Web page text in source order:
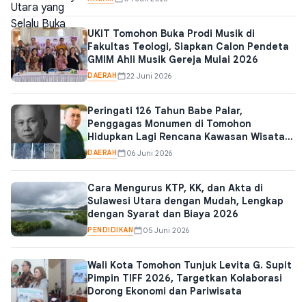
UKIT Tomohon Buka Prodi Musik di
Fakultas Teologi, Siapkan Calon Pendeta
GMIM Ahli Musik Gereja Mulai 2026
DAERAH 22 Juni 2026
Peringati 126 Tahun Babe Palar,
Penggagas Monumen di Tomohon
Hidupkan Lagi Rencana Kawasan Wisata
Sejarah
DAERAH 06 Juni 2026
Cara Mengurus KTP, KK, dan Akta di
Sulawesi Utara dengan Mudah, Lengkap
dengan Syarat dan Biaya 2026
PENDIDIKAN 05 Juni 2026
Wali Kota Tomohon Tunjuk Levita G. Supit
Pimpin TIFF 2026, Targetkan Kolaborasi
Dorong Ekonomi dan Pariwisata